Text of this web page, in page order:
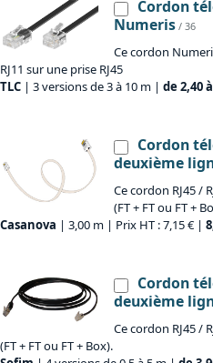
Cordon
Numeris / 36
Ce cordon
RJ11 sur une prise RJ45
TLC | 3 versions de 3 à 10 m | de 2,40
Cordon
deuxième
Ce cordon RJ45 /
(FT + FT ou FT +
Casanova | 3,00 m | Prix HT : 7,15 € |
Cordon
deuxième
Ce cordon RJ45 /
(FT + FT ou FT + Box).